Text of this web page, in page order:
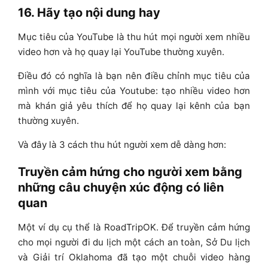
16. Hãy tạo nội dung hay
Mục tiêu của YouTube là thu hút mọi người xem nhiều
video hơn và họ quay lại YouTube thường xuyên.
Điều đó có nghĩa là bạn nên điều chỉnh mục tiêu của
mình với mục tiêu của Youtube: tạo nhiều video hơn
mà khán giả yêu thích để họ quay lại kênh của bạn
thường xuyên.
Và đây là 3 cách thu hút người xem dễ dàng hơn:
Truyền cảm hứng cho người xem bằng
những câu chuyện xúc động có liên
quan
Một ví dụ cụ thể là RoadTripOK. Để truyền cảm hứng
cho mọi người đi du lịch một cách an toàn, Sở Du lịch
và Giải trí Oklahoma đã tạo một chuỗi video hàng